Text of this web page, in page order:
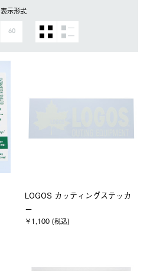
表示形式
60
LOGOS カッティングステッカ
ー
￥1,100 (税込)